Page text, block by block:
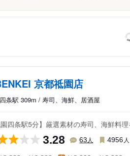
京都祗園店
条駅 309m / 寿司、海鮮、居酒屋
園四条駅5分】厳選素材の寿司、海鮮料
3.28 63 人 4956 人